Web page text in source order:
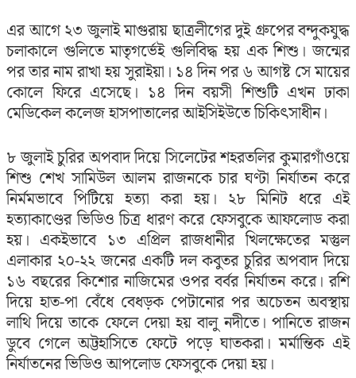
এর আগে ২৩ জুলাই মাগুরায় ছাত্রলীগের দুই গ্রুপের বন্দুকযুদ্ধ
চলাকালে গুলিতে মাতৃগর্ভেই গুলিবিদ্ধ হয় এক শিশু। জন্মের
পর তার নাম রাখা হয় সুরাইয়া। ১৪ দিন পর ৬ আগষ্ট সে মায়ের
কোলে ফিরে এসেছে। ১৪ দিন বয়সী শিশুটি এখন ঢাকা
মেডিকেল কলেজ হাসপাতালের আইসিইউতে চিকিৎসাধীন।
৮ জুলাই চুরির অপবাদ দিয়ে সিলেটের শহরতলির কুমারগাঁওয়ে
শিশু শেখ সামিউল আলম রাজনকে চার ঘণ্টা নির্যাতন করে
নির্মমভাবে পিটিয়ে হত্যা করা হয়। ২৮ মিনিট ধরে এই
হত্যাকাণ্ডের ভিডিও চিত্র ধারণ করে ফেসবুকে আফলোড করা
হয়। একইভাবে ১৩ এপ্রিল রাজধানীর খিলক্ষেতের মস্তুল
এলাকার ২০-২২ জনের একটি দল কবুতর চুরির অপবাদ দিয়ে
১৬ বছরের কিশোর নাজিমের ওপর বর্বর নির্যাতন করে। রশি
দিয়ে হাত-পা বেঁধে বেধড়ক পেটানোর পর অচেতন অবস্থায়
লাথি দিয়ে তাকে ফেলে দেয়া হয় বালু নদীতে। পানিতে রাজন
ডুবে গেলে অট্টহাসিতে ফেটে পড়ে ঘাতকরা। মর্মান্তিক এই
নির্যাতনের ভিডিও আপলোড ফেসবুকে দেয়া হয়।